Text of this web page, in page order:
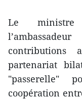
Le
partenariat
"passerelle"
coopération